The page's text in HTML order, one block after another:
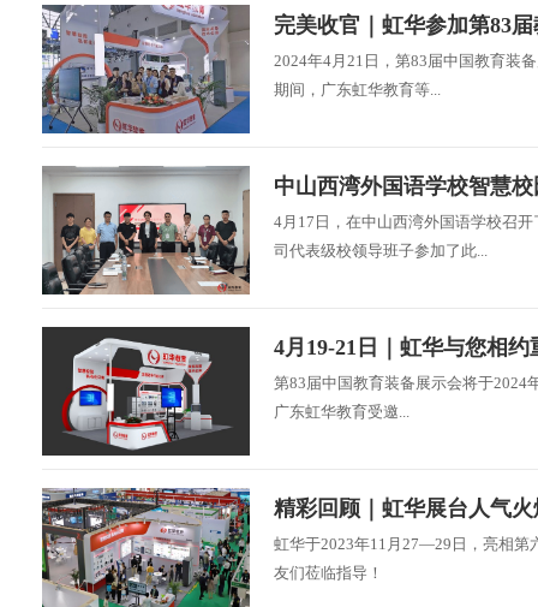
完美收官｜虹华参加第83
2024年4月21日，第83届中国教育装
期间，广东虹华教育等...
中山西湾外国语学校智慧
4月17日，在中山西湾外国语学校召
司代表级校领导班子参加了此...
4月19-21日｜虹华与您相
第83届中国教育装备展示会将于2024
广东虹华教育受邀...
精彩回顾｜虹华展台人气
虹华于2023年11月27—29日，亮相第
友们莅临指导！